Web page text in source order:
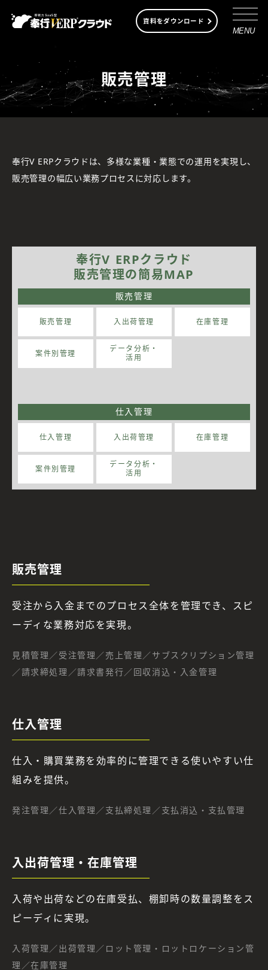
資料をダウンロード
MENU
販売管理
奉行V ERPクラウドは、多様な業種・業態での運用を実現し、
販売管理の幅広い業務プロセスに対応します。
奉行V ERPクラウド
販売管理の簡易MAP
販売管理
販売管理 入出荷管理 在庫管理
案件別管理
データ分析・
活用
仕入管理
仕入管理 入出荷管理 在庫管理
案件別管理
データ分析・
活用
販売管理
受注から入金までのプロセス全体を管理でき、スピ
ーディな業務対応を実現。
見積管理／受注管理／売上管理／サブスクリプション管理
／請求締処理／請求書発行／回収消込・入金管理
仕入管理
仕入・購買業務を効率的に管理できる使いやすい仕
組みを提供。
発注管理／仕入管理／支払締処理／支払消込・支払管理
入出荷管理・在庫管理
入荷や出荷などの在庫受払、棚卸時の数量調整をス
ピーディに実現。
入荷管理／出荷管理／ロット管理・ロットロケーション管
理／在庫管理